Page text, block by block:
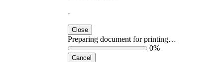
-
Close
Preparing document for printing…
0%
Cancel